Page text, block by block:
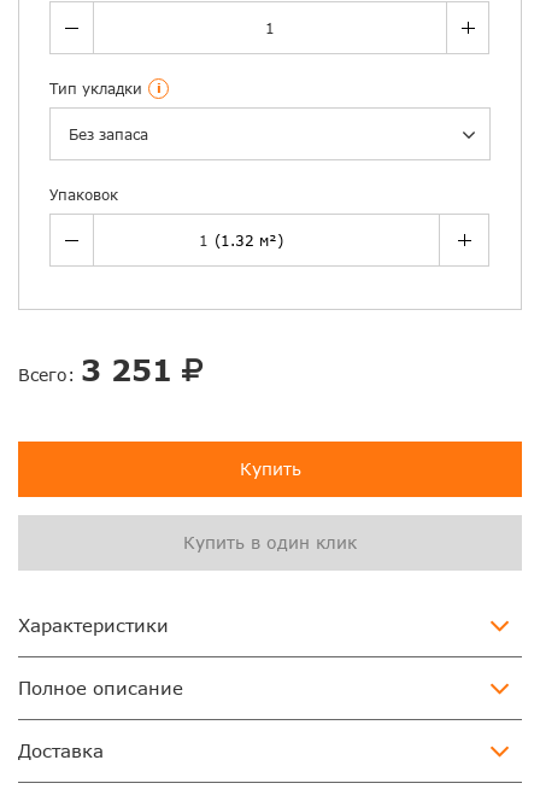
Тип укладки i
Без запаса
Упаковок
Всего: 3 251
Купить
Купить в один клик
Характеристики
Полное описание
Доставка